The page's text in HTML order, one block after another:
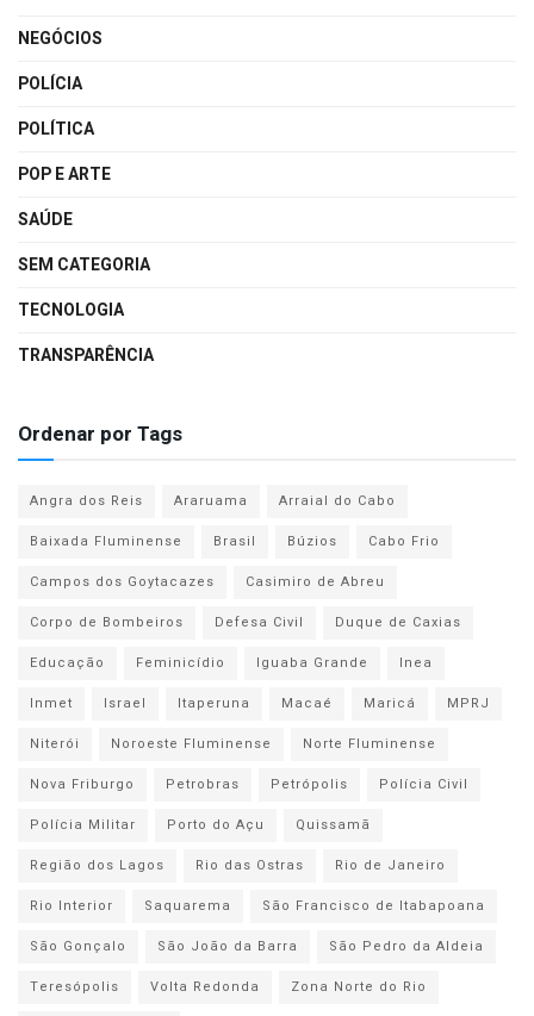
NEGÓCIOS
POLÍCIA
POLÍTICA
POP E ARTE
SAÚDE
SEM CATEGORIA
TECNOLOGIA
TRANSPARÊNCIA
Ordenar por Tags
Angra dos Reis Araruama
Arraial do Cabo
Baixada Fluminense
Brasil Búzios
Cabo Frio
Campos dos Goytacazes
Casimiro de Abreu
Corpo de Bombeiros
Defesa Civil
Duque de Caxias
Educação
Feminicídio Iguaba Grande
Inea
Inmet
Israel Itaperuna Macaé Maricá
MPRJ
Niterói
Noroeste Fluminense
Norte Fluminense
Nova Friburgo
Petrobras Petrópolis
Polícia Civil
Polícia Militar
Porto do Açu
Quissamã
Região dos Lagos
Rio das Ostras
Rio de Janeiro
Rio Interior
Saquarema
São Francisco de Itabapoana
São Gonçalo
São João da Barra
São Pedro da Aldeia
Teresópolis
Volta Redonda
Zona Norte do Rio